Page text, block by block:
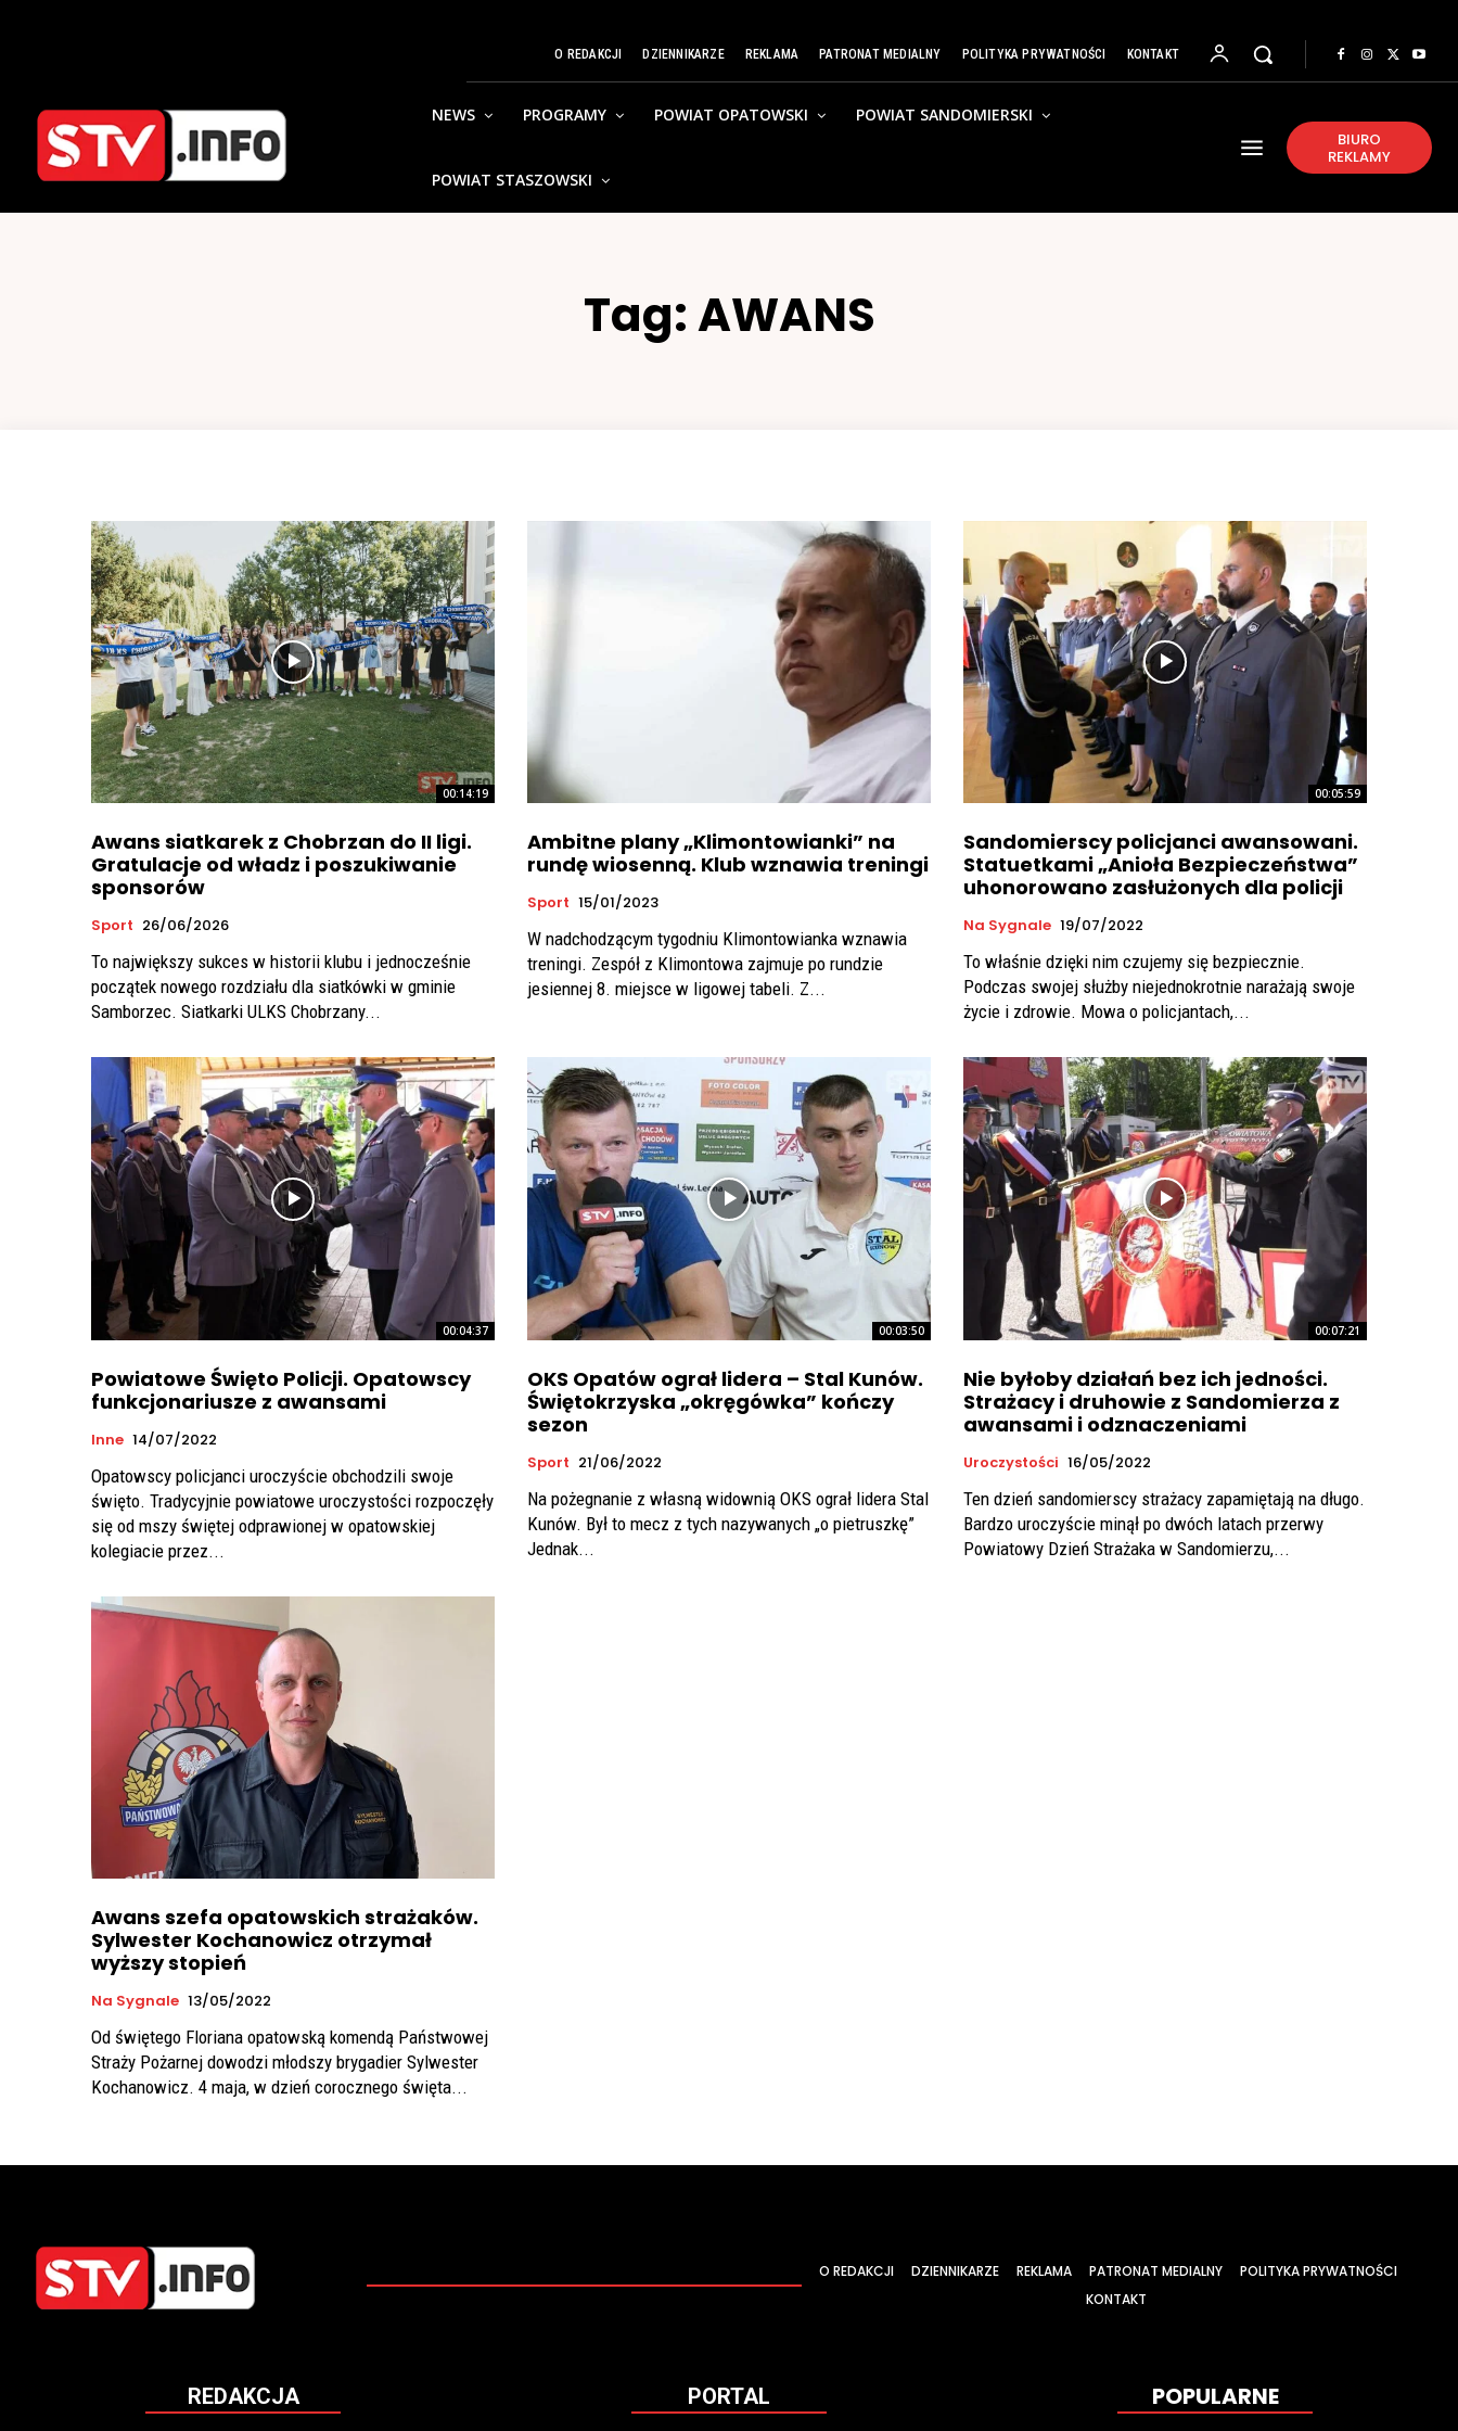
O REDAKCJI DZIENNIKARZE REKLAMA PATRONAT MEDIALNY POLITYKA PRYWATNOŚCI KONTAKT
NEWS PROGRAMY POWIAT OPATOWSKI POWIAT SANDOMIERSKI
POWIAT STASZOWSKI
BIURO
REKLAMY
Tag:AWANS
00:14:19
Awans siatkarek z Chobrzan do II ligi.
Gratulacje od władz i poszukiwanie
sponsorów
Sport 26/06/2026
To największy sukces w historii klubu i jednocześnie
początek nowego rozdziału dla siatkówki w gminie
Samborzec. Siatkarki ULKS Chobrzany...
Ambitne plany „Klimontowianki” na
rundę wiosenną. Klub wznawia treningi
Sport 15/01/2023
W nadchodzącym tygodniu Klimontowianka wznawia
treningi. Zespół z Klimontowa zajmuje po rundzie
jesiennej 8. miejsce w ligowej tabeli. Z...
00:05:59
Sandomierscy policjanci awansowani.
Statuetkami „Anioła Bezpieczeństwa”
uhonorowano zasłużonych dla policji
Na Sygnale 19/07/2022
To właśnie dzięki nim czujemy się bezpiecznie.
Podczas swojej służby niejednokrotnie narażają swoje
życie i zdrowie. Mowa o policjantach,...
00:04:37
Powiatowe Święto Policji. Opatowscy
funkcjonariusze z awansami
Inne 14/07/2022
Opatowscy policjanci uroczyście obchodzili swoje
święto. Tradycyjnie powiatowe uroczystości rozpoczęły
się od mszy świętej odprawionej w opatowskiej
kolegiacie przez...
00:03:50
OKS Opatów ograł lidera – Stal Kunów.
Świętokrzyska „okręgówka” kończy
sezon
Sport 21/06/2022
Na pożegnanie z własną widownią OKS ograł lidera Stal
Kunów. Był to mecz z tych nazywanych „o pietruszkę”
Jednak...
00:07:21
Nie byłoby działań bez ich jedności.
Strażacy i druhowie z Sandomierza z
awansami i odznaczeniami
Uroczystości 16/05/2022
Ten dzień sandomierscy strażacy zapamiętają na długo.
Bardzo uroczyście minął po dwóch latach przerwy
Powiatowy Dzień Strażaka w Sandomierzu,...
Awans szefa opatowskich strażaków.
Sylwester Kochanowicz otrzymał
wyższy stopień
Na Sygnale 13/05/2022
Od świętego Floriana opatowską komendą Państwowej
Straży Pożarnej dowodzi młodszy brygadier Sylwester
Kochanowicz. 4 maja, w dzień corocznego święta...
O REDAKCJI DZIENNIKARZE REKLAMA PATRONAT MEDIALNY
POLITYKA PRYWATNOŚCI
KONTAKT
REDAKCJA PORTAL POPULARNE